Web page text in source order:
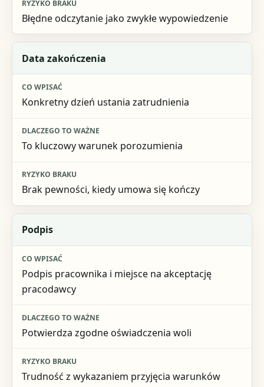
Błędne odczytanie jako zwykłe wypowiedzenie
Data zakończenia
Konkretny dzień ustania zatrudnienia
To kluczowy warunek porozumienia
Brak pewności, kiedy umowa się kończy
Podpis
Podpis pracownika i miejsce na akceptację
pracodawcy
Potwierdza zgodne oświadczenia woli
Trudność z wykazaniem przyjęcia warunków